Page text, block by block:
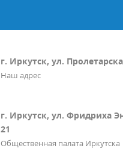
г. Иркутск, ул.
Наш адрес
г. Иркутск, ул. Фридриха
21
Общественная палата Иркутска